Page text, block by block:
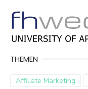
THEMEN
Affiliate Marketing